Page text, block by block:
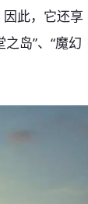
此，它还享
之岛”、“魔幻